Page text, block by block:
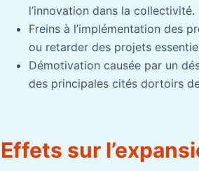
l’innovation dans la collectivité.
Freins à l’implémentation des
ou retarder des projets
Démotivation causée par un
des principales cités dortoirs
Effets sur